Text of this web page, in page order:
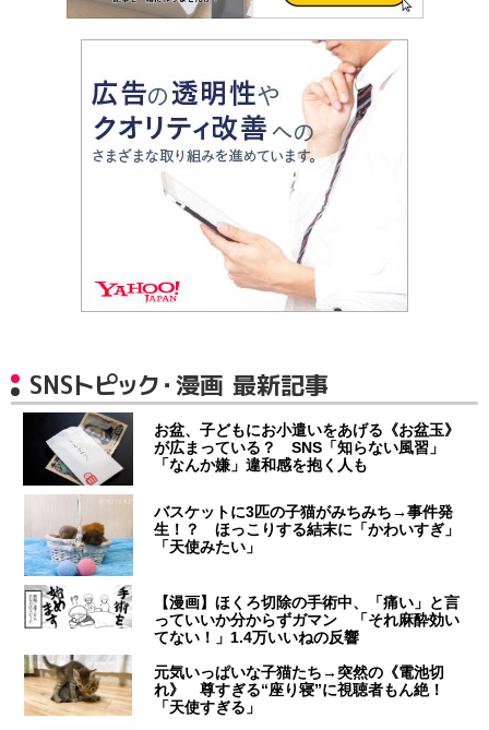
SNSトピック・漫画 最新記事
お盆、子どもにお小遣いをあげる《お盆玉》
が広まっている？ SNS「知らない風習」
「なんか嫌」違和感を抱く人も
バスケットに3匹の子猫がみちみち→事件発
生！？ ほっこりする結末に「かわいすぎ」
「天使みたい」
【漫画】ほくろ切除の手術中、「痛い」と言
っていいか分からずガマン 「それ麻酔効い
てない！」1.4万いいねの反響
元気いっぱいな子猫たち→突然の《電池切
れ》 尊すぎる“座り寝”に視聴者もん絶！
「天使すぎる」